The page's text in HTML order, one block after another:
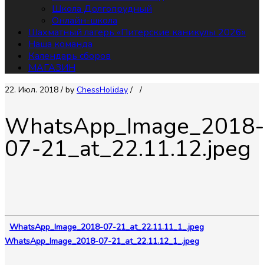
Школа Долгопрудный
Онлайн-школа
Шахматный лагерь «Питерские каникулы 2026»
Наша команда
Календарь сборов
МАГАЗИН
22. Июл. 2018 / by СhessHoliday / /
WhatsApp_Image_2018-
07-21_at_22.11.12.jpeg
WhatsApp_Image_2018-07-21_at_22.11.11_1_.jpeg
WhatsApp_Image_2018-07-21_at_22.11.12_1_.jpeg